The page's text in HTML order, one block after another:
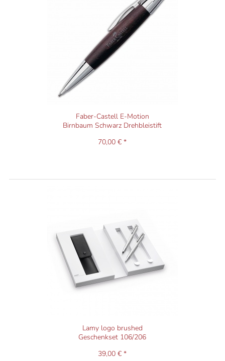
Faber-Castell E-Motion
Birnbaum Schwarz Drehbleistift
70,00 € *
Lamy logo brushed
Geschenkset 106/206
39,00 € *